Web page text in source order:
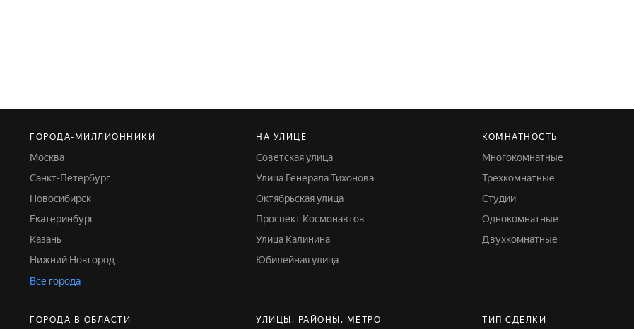
ГОРОДА-МИЛЛИОННИКИ
Москва
Санкт-Петербург
Новосибирск
Екатеринбург
Казань
Нижний Новгород
Все города
НА УЛИЦЕ
Советская улица
Улица Генерала Тихонова
Октябрьская улица
Проспект Космонавтов
Улица Калинина
Юбилейная улица
КОМНАТНОСТЬ
Многокомнатные
Трехкомнатные
Студии
Однокомнатные
Двухкомнатные
ГОРОДА В ОБЛАСТИ УЛИЦЫ, РАЙОНЫ, МЕТРО ТИП СДЕЛКИ